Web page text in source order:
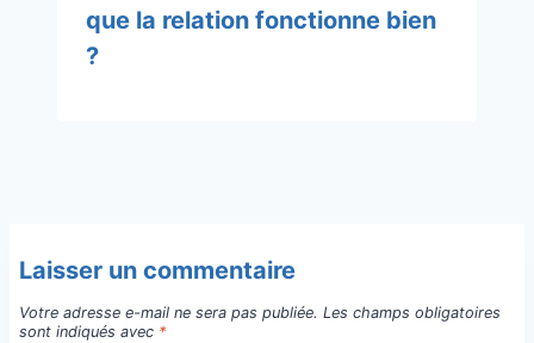
que la relation fonctionne bien
?
Laisser un commentaire
Votre adresse e-mail ne sera pas publiée. Les champs obligatoires
sont indiqués avec *